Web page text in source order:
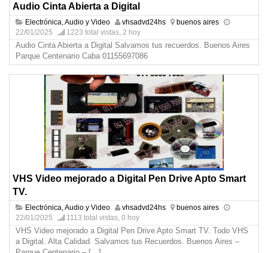
Audio Cinta Abierta a Digital
Electrónica, Audio y Video vhsadvd24hs
buenos aires
22/01/2025
1223 total vistas, 2 hoy
Audio Cinta Abierta a Digital Salvamos tus recuerdos. Buenos Aires
Parque Centenario Caba 01155697086
VHS Video mejorado a Digital Pen Drive Apto Smart
TV.
Electrónica, Audio y Video vhsadvd24hs
buenos aires
22/01/2025
1113 total vistas, 0 hoy
VHS Video mejorado a Digital Pen Drive Apto Smart TV. Todo VHS
a Digital. Alta Calidad. Salvamos tus Recuerdos. Buenos Aires –